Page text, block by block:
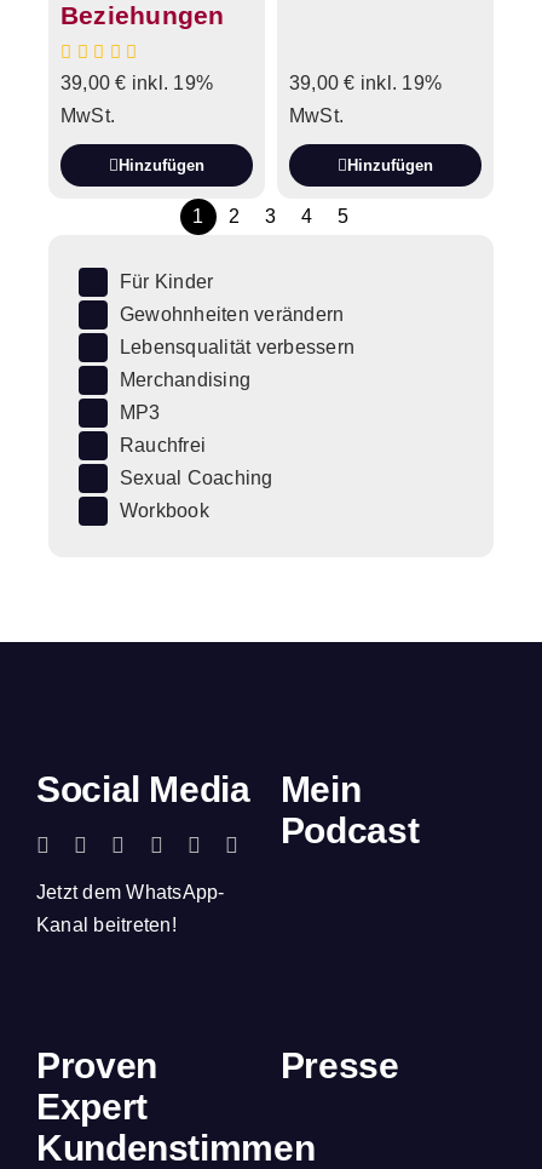
Beziehungen
39,00€ inkl. 19%
MwSt.
Hinzufügen
39,00€ inkl. 19%
MwSt.
Hinzufügen
1 2 3 4 5
Für Kinder
Gewohnheiten verändern
Lebensqualität verbessern
Merchandising
MP3
Rauchfrei
Sexual Coaching
Workbook
Social Media
Jetzt dem WhatsApp-
Kanal beitreten!
Mein
Podcast
Proven
Expert
Kundenstimmen
Presse